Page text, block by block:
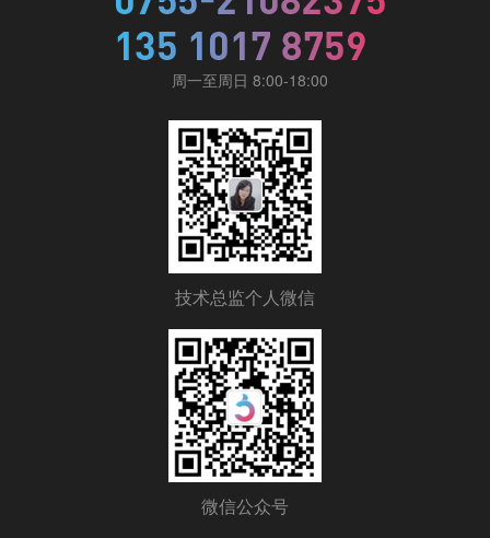
周一至周日 8:00-18:00
技术总监个人微信
微信公众号